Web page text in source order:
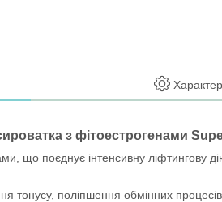
сироватка з фітоестрогенами
що поєднує інтенсивну
тонусу, поліпшення обмінних процесів